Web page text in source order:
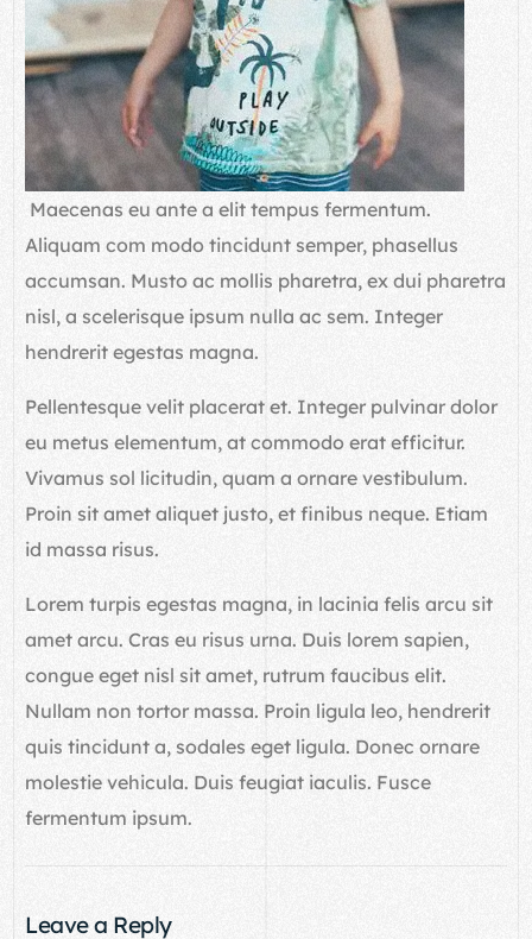
Maecenas eu ante a elit tempus fermentum.
Aliquam com modo tincidunt semper, phasellus
accumsan. Musto ac mollis pharetra, ex dui pharetra
nisl, a scelerisque ipsum nulla ac sem. Integer
hendrerit egestas magna.
Pellentesque velit placerat et. Integer pulvinar dolor
eu metus elementum, at commodo erat efficitur.
Vivamus sol licitudin, quam a ornare vestibulum.
Proin sit amet aliquet justo, et finibus neque. Etiam
id massa risus.
Lorem turpis egestas magna, in lacinia felis arcu sit
amet arcu. Cras eu risus urna. Duis lorem sapien,
congue eget nisl sit amet, rutrum faucibus elit.
Nullam non tortor massa. Proin ligula leo, hendrerit
quis tincidunt a, sodales eget ligula. Donec ornare
molestie vehicula. Duis feugiat iaculis. Fusce
fermentum ipsum.
Leave a Reply